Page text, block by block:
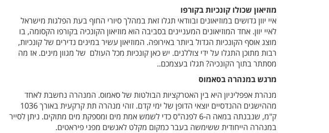
מוזיאון שכולו קונכיות בקורפו
איי יוון גדושים במוזיאונים ובוודאי תגלו זאת במהלך סיורי החוף בעת הפלגות מישראל
לאיי יוון. אחד המוזיאונים המעניינים בסביבה הוא מוזיאון הקונכיה בקורפו הקסומה, בו
מוצג אוסף הקונכיות הגדול ביותר באירופה. המוזיאון עשיר במינים נדירים של קונכיות,
רבות מתוכן התגלו על ידי צוללנים. יש כאן קונכיות מכל העולם של מגוון מינים. אז מה
מסתתר בתוך הקונכיה? תגלו בעצמכם..
מרגש במנהרה בסאמוס
מנהרת אפפליניון היא בין האטרקציות הבולטות של סאמוס. המנהרה נחשבת לאחד
מההישגים ההנדסיים יוצאי הדופן של ימי קדם. זוהי מנהרה תת קרקעית באורך 1036
ק"מ, שנבנתה במאה ה-6 לפנה"ס כדי לשמש אמת מים ומספקת מים מתוקים. ניתן לסייר
במנהרה הייחודית ששימשה בעבר כמקום מקלט לאנשים מפני פיראטים.